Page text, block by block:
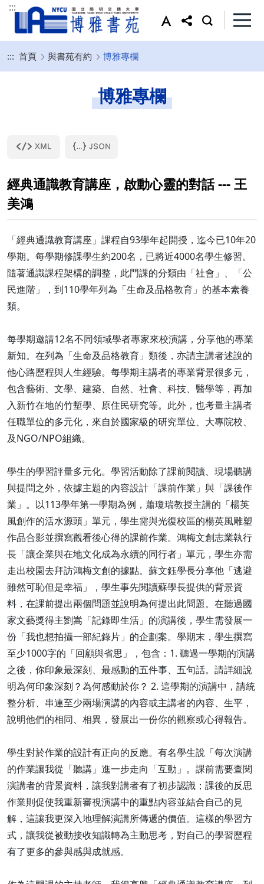
:::
::: 首頁 與書苑有約 博雅專欄
博雅專欄
經典通識教育講座，啟動心靈的對話 --- 王
美鴻
「經典通識教育講座」課程自93學年起開授，迄今已10年20
學期。每學期修課學生約200名，已將近4000名學生修習。
隨著通識課程架構的調整，此門課的分類由「社會」、「公
民進階」，到110學年列為「生命及品格教育」的基本素養
類。
每學期邀請12名不同領域學者專家來校演講，分享他的專業
新知。在列為「生命及品格教育」類後，亦請主講者述說的
他心路歷程與人生經驗。每學期主講者的專業背景很多元，
包含藝術、文學、建築、自然、社會、科技、醫學等，再加
入新竹在地的竹塹學、原住民研究等。此外，也考量主講者
任職單位的多元化，來自於國家級的研究單位、大專院校、
及NGO/NPO組織。
學生的學習評量多元化。學習活動除了課前閱讀、現場聽講
與提問之外，依據主題的內容設計「課前作業」與「課後作
業」。以113學年第一學期為例，蕭瓊瑞教授主講的「楊英
風創作的活水源頭」單元，學生需與光復校區的楊英風雕塑
作品合影並撰寫觀看後心得的課前作業。鴻梅文創志業執行
長「讓企業與在地文化成為永續的同行者」單元，學生亦需
走出校園去拜訪鴻梅文創的據點。蘇文鈺學長分享他「逃避
雖然可恥但是幸福」，學生事先閱讀蘇學長提供的背景資
料，在課前提出兩個問題並說明為何提出此問題。在聽過國
家文藝獎得主劉嵩「記錄即生活」的演講後，學生需發展一
份「我也想拍攝一部紀錄片」的企劃案。學期末，學生撰寫
至少1000字的「回顧與省思」，包含：1. 聽過一學期的演講
之後，你印象最深刻、最感動的五件事、五句話。請詳細說
明為何印象深刻？為何感動於你？ 2. 這學期的演講中，請統
整分析、串連至少兩場演講的內容或主講者的內容、生平，
說明他們的相同、相異，發展出一份你的觀察或心得報告。
學生對於作業的設計有正向的反應。有名學生說「每次演講
的作業讓我從「聽講」進一步走向「互動」。課前需要查閱
演講者的背景資料，讓我對講者有了初步認識；課後的反思
作業則促使我重新審視演講中的重點內容並結合自己的見
解，這讓我更深入地理解演講所傳遞的價值。這樣的學習方
式，讓我從被動接收知識轉為主動思考，對自己的學習歷程
有了更多的參與感與成就感。